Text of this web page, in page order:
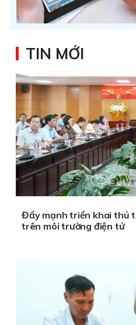
TIN MỚI
Đẩy mạnh triển khai thủ
trên môi trường điện tử